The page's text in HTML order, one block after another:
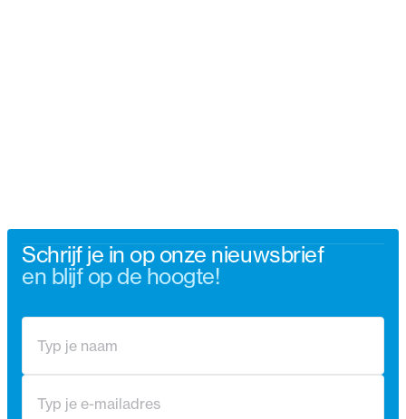
Schrijf je in op onze nieuwsbrief
en blijf op de hoogte!